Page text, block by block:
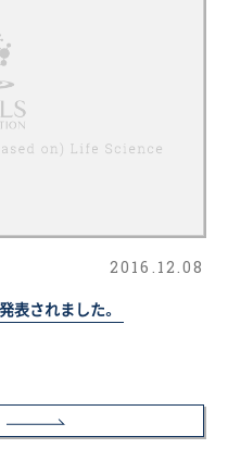
2016.12.08
表されました。